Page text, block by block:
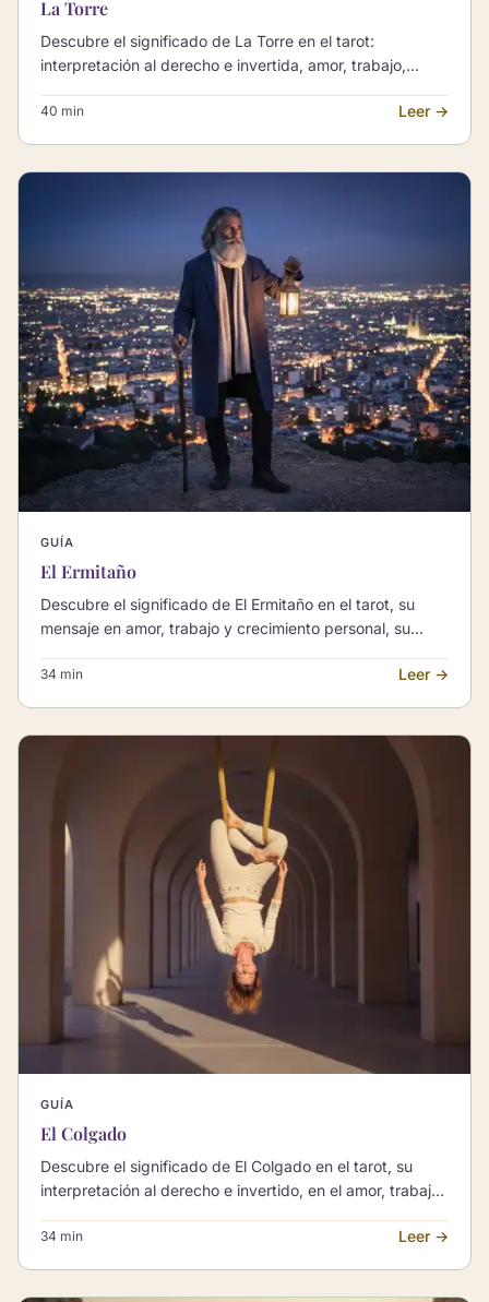
La Torre
Descubre el significado de La Torre en el tarot:
interpretación al derecho e invertida, amor, trabajo,
40 min Leer →
GUÍA
El Ermitaño
Descubre el significado de El Ermitaño en el tarot, su
mensaje en amor, trabajo y crecimiento personal, su
34 min Leer →
GUÍA
El Colgado
Descubre el significado de El Colgado en el tarot, su
interpretación al derecho e invertido, en el amor, trabajo
34 min Leer →